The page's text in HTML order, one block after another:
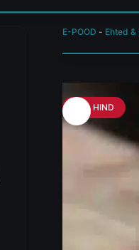
E-POOD - Ehted &
HEA HIND